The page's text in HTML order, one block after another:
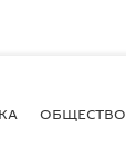
ОБЩЕСТВО